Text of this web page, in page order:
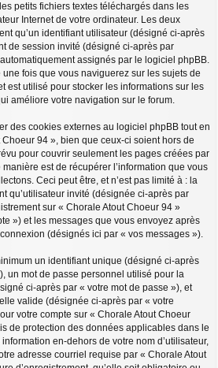
petits fichiers textes téléchargés dans les
Internet de votre ordinateur. Les deux
qu’un identifiant utilisateur (désigné ci-après
de session invité (désigné ci-après par
assignés par le logiciel phpBB.
fois que vous naviguerez sur les sujets de
est utilisé pour stocker les informations sur les
améliore votre navigation sur le forum.
des cookies externes au logiciel phpBB tout en
94 », bien que ceux-ci soient hors de
pour couvrir seulement les pages créées par
est de récupérer l’information que vous
Ceci peut être, et n’est pas limité à : la
qu’utilisateur invité (désignée ci-après par
sur « Chorale Atout Choeur 94 »
») et les messages que vous envoyez après
connexion (désignés ici par « vos messages »).
un identifiant unique (désigné ci-après
un mot de passe personnel utilisé pour la
ci-après par « votre mot de passe »), et
valide (désignée ci-après par « votre
votre compte sur « Chorale Atout Choeur
de protection des données applicables dans le
en-dehors de votre nom d’utilisateur,
adresse courriel requise par « Chorale Atout